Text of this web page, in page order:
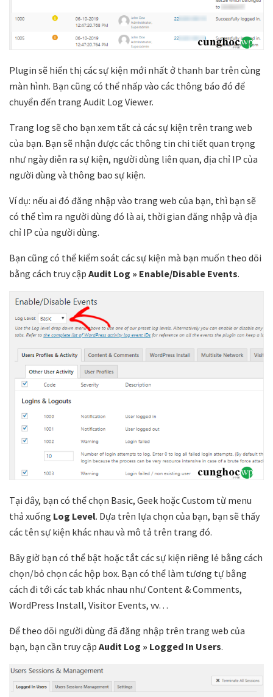
Plugin sẽ hiển thị các sự kiện mới nhất ở thanh bar trên cùng
màn hình. Bạn cũng có thể nhấp vào các thông báo đó để
chuyển đến trang Audit Log Viewer.
Trang log sẽ cho bạn xem tất cả các sự kiện trên trang web
của bạn. Bạn sẽ nhận được các thông tin chi tiết quan trọng
như ngày diễn ra sự kiện, người dùng liên quan, địa chỉ IP của
người dùng và thông bao sự kiện.
Ví dụ: nếu ai đó đăng nhập vào trang web của bạn, thì bạn sẽ
có thể tìm ra người dùng đó là ai, thời gian đăng nhập và địa
chỉ IP của người dùng.
Bạn cũng có thể kiểm soát các sự kiện mà bạn muốn theo dõi
bằng cách truy cập Audit Log » Enable/Disable Events.
Tại đây, bạn có thể chọn Basic, Geek hoặc Custom từ menu
thả xuống Log Level. Dựa trên lựa chọn của bạn, bạn sẽ thấy
các tên sự kiện khác nhau và mô tả trên trang đó.
Bây giờ bạn có thể bật hoặc tắt các sự kiện riêng lẻ bằng cách
chọn/bỏ chọn các hộp box. Bạn có thể làm tương tự bằng
cách đi tới các tab khác nhau như Content & Comments,
WordPress Install, Visitor Events, vv…
Để theo dõi người dùng đã đăng nhập trên trang web của
bạn, bạn cần truy cập Audit Log » Logged In Users.